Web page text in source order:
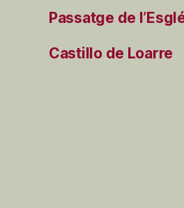
Passatge de
Castillo de Loarre